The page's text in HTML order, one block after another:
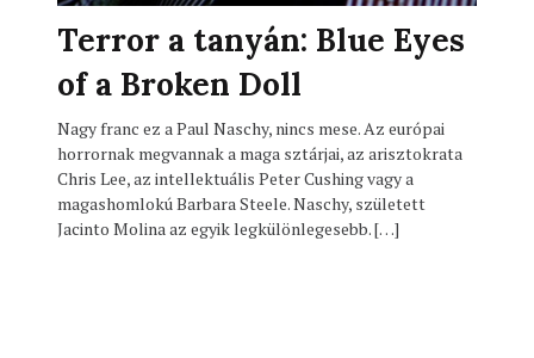
Terror a tanyán: Blue Eyes
of a Broken Doll
Nagy franc ez a Paul Naschy, nincs mese. Az európai
horrornak megvannak a maga sztárjai, az arisztokrata
Chris Lee, az intellektuális Peter Cushing vagy a
magashomlokú Barbara Steele. Naschy, született
Jacinto Molina az egyik legkülönlegesebb. […]